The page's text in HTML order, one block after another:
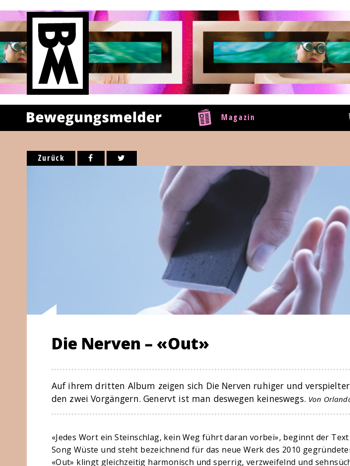
Magazin
Zurück
Die Nerven – «Out»
Auf ihrem dritten Album zeigen sich Die Nerven ruhiger und
den zwei Vorgängern. Genervt ist man deswegen keineswegs. Von
«Jedes Wort ein Steinschlag, kein Weg führt daran vorbei», beginnt der
Song Wüste und steht bezeichnend für das neue Werk des 2010
«Out» klingt gleichzeitig harmonisch und sperrig, verzweifelnd und